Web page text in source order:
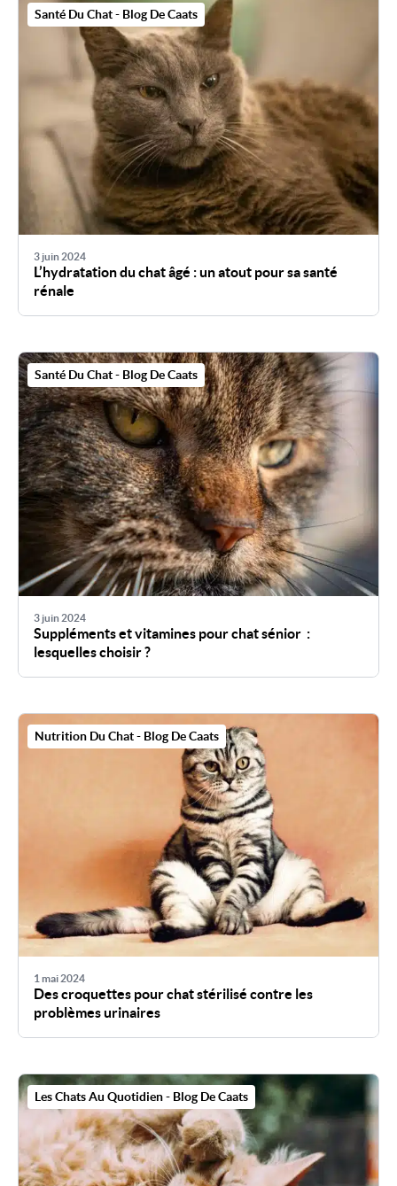
Santé Du Chat - Blog De Caats
3 juin 2024
L’hydratation du chat âgé : un atout pour sa santé
rénale
Santé Du Chat - Blog De Caats
3 juin 2024
Suppléments et vitamines pour chat sénior :
lesquelles choisir ?
Nutrition Du Chat - Blog De Caats
1 mai 2024
Des croquettes pour chat stérilisé contre les
problèmes urinaires
Les Chats Au Quotidien - Blog De Caats